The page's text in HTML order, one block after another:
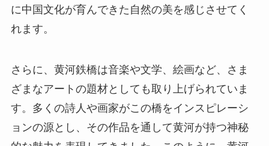
に中国文化が育んできた自然の美を感じさせてく
れます。
さらに、黄河鉄橋は音楽や文学、絵画など、さま
ざまなアートの題材としても取り上げられていま
す。多くの詩人や画家がこの橋をインスピレーシ
ョンの源とし、その作品を通して黄河が持つ神秘